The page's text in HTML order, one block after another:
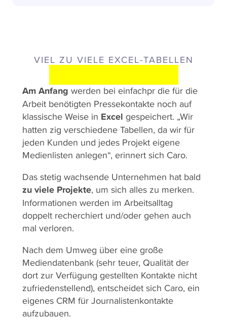
VIEL ZU VIELE EXCEL-TABELLEN
Am Anfang werden bei einfachpr die für die
Arbeit benötigten Pressekontakte noch auf
klassische Weise in Excel gespeichert. „Wir
hatten zig verschiedene Tabellen, da wir für
jeden Kunden und jedes Projekt eigene
Medienlisten anlegen“, erinnert sich Caro.
Das stetig wachsende Unternehmen hat bald
zu viele Projekte, um sich alles zu merken.
Informationen werden im Arbeitsalltag
doppelt recherchiert und/oder gehen auch
mal verloren.
Nach dem Umweg über eine große
Mediendatenbank (sehr teuer, Qualität der
dort zur Verfügung gestellten Kontakte nicht
zufriedenstellend), entscheidet sich Caro, ein
eigenes CRM für Journalistenkontakte
aufzubauen.